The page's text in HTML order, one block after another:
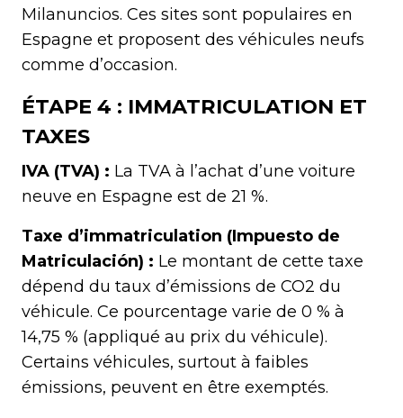
Milanuncios. Ces sites sont populaires en
Espagne et proposent des véhicules neufs
comme d’occasion.
ÉTAPE 4 : IMMATRICULATION ET
TAXES
IVA (TVA) : La TVA à l’achat d’une voiture
neuve en Espagne est de 21 %.
Taxe d’immatriculation (Impuesto de
Matriculación) : Le montant de cette taxe
dépend du taux d’émissions de CO2 du
véhicule. Ce pourcentage varie de 0 % à
14,75 % (appliqué au prix du véhicule).
Certains véhicules, surtout à faibles
émissions, peuvent en être exemptés.